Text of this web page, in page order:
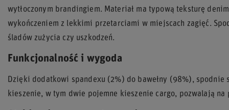
wytłoczonym brandingiem. Materiał ma typową teksturę
wykończeniem z lekkimi przetarciami w miejscach zagięć.
śladów zużycia czy uszkodzeń.
Funkcjonalność i wygoda
Dzięki dodatkowi spandexu (2%) do bawełny (98%), spodnie
kieszenie, w tym dwie pojemne kieszenie cargo, pozwalają